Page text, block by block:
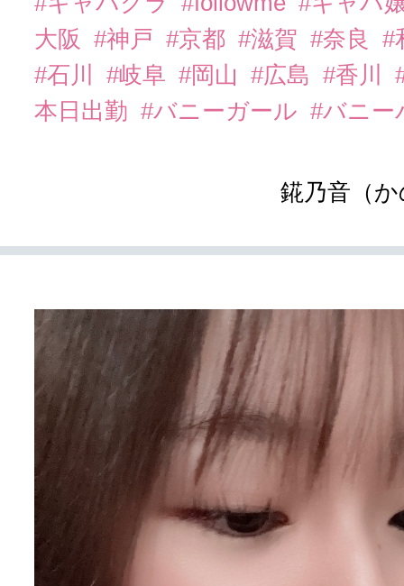
大阪
#神戸 #京都 #滋賀 #奈良
#
#石川
#岐阜 #岡山 #広島 #香川
本日出勤 #バニーガール #バニ
錵乃音（